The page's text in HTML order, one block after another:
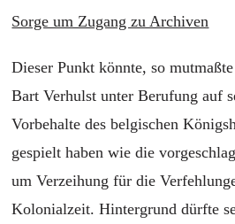
Sorge um Zugang zu Archiven
Dieser Punkt könnte, so
Bart Verhulst unter Berufung auf
Vorbehalte des belgischen
gespielt haben wie die
um Verzeihung für die
Kolonialzeit. Hintergrund dürfte